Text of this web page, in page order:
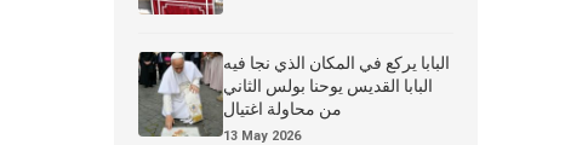
البابا يركع في المكان الذي نجا فيه
البابا القديس يوحنا بولس الثاني
من محاولة اغتيال
13 May 2026